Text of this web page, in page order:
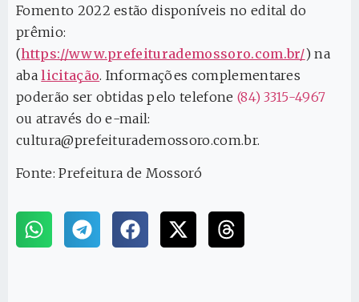
Fomento 2022 estão disponíveis no edital do
prêmio:
(https://www.prefeiturademossoro.com.br/) na
abalicitação. Informações complementares
poderão ser obtidas pelo telefone (84) 3315-4967
ou através do e-mail:
cultura@prefeiturademossoro.com.br.
Fonte: Prefeitura de Mossoró